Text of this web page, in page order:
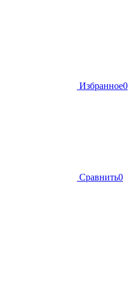
Избранное0
Сравнить0